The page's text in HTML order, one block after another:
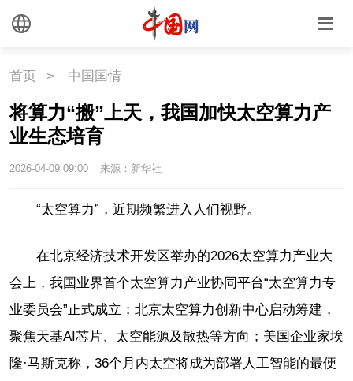
首页 > 中国国情
将算力“搬”上天，我国加快太空算力产
业生态培育
2026-04-09 09:00 来源：新华社
“太空算力”，近期频繁进入人们视野。
在北京经济技术开发区举办的2026太空算力产业大
会上，我国业界首个太空算力产业协同平台“太空算力专
业委员会”正式成立；北京太空算力创新中心启动筹建，
聚焦天基AI芯片、太空能源及散热等方向；美国企业家埃
隆·马斯克称，36个月内太空将成为部署人工智能的最便